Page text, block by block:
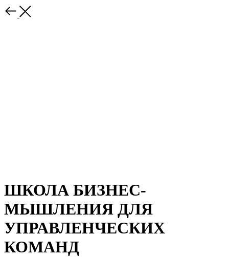
ШКОЛА БИЗНЕС-
МЫШЛЕНИЯ ДЛЯ
УПРАВЛЕНЧЕСКИХ
КОМАНД